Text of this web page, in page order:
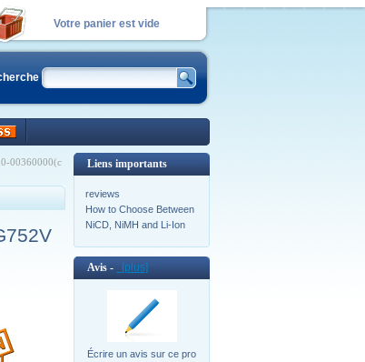
Votre panier est vide
00360000(c
Liens importants
reviews
How to Choose Between
NiCD, NiMH and Li-Ion
Avis - [plus]
Écrire un avis sur ce pro